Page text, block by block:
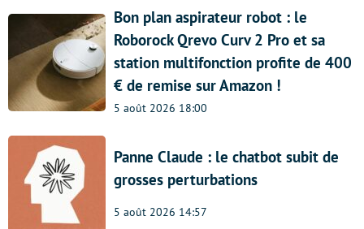
Bon plan aspirateur robot : le
Roborock Qrevo Curv 2 Pro et sa
station multifonction profite de 400
€ de remise sur Amazon !
5 août 2026 18:00
Panne Claude : le chatbot subit de
grosses perturbations
5 août 2026 14:57